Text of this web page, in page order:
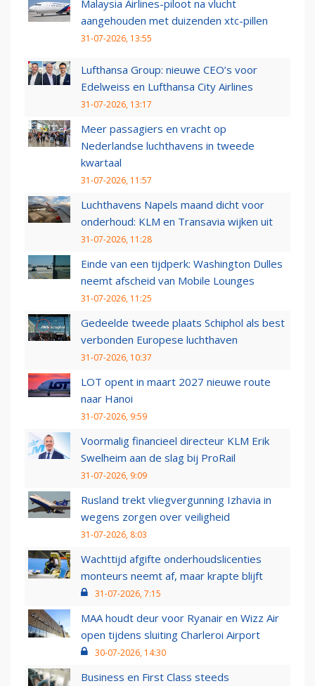
Malaysia Airlines-piloot na vlucht
aangehouden met duizenden xtc-pillen
31-07-2026, 13:55
Lufthansa Group: nieuwe CEO’s voor
Edelweiss en Lufthansa City Airlines
31-07-2026, 13:17
Meer passagiers en vracht op
Nederlandse luchthavens in tweede
kwartaal
31-07-2026, 11:57
Luchthavens Napels maand dicht voor
onderhoud: KLM en Transavia wijken uit
31-07-2026, 11:28
Einde van een tijdperk: Washington Dulles
neemt afscheid van Mobile Lounges
31-07-2026, 11:25
Gedeelde tweede plaats Schiphol als best
verbonden Europese luchthaven
31-07-2026, 10:37
LOT opent in maart 2027 nieuwe route
naar Hanoi
31-07-2026, 9:59
Voormalig financieel directeur KLM Erik
Swelheim aan de slag bij ProRail
31-07-2026, 9:09
Rusland trekt vliegvergunning Izhavia in
wegens zorgen over veiligheid
31-07-2026, 8:03
Wachttijd afgifte onderhoudslicenties
monteurs neemt af, maar krapte blijft
31-07-2026, 7:15
MAA houdt deur voor Ryanair en Wizz Air
open tijdens sluiting Charleroi Airport
30-07-2026, 14:30
Business en First Class steeds